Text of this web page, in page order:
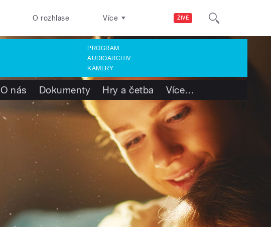
ŽIVĚ
O rozhlase Více
PROGRAM
AUDIOARCHIV
KAMERY
O nás Dokumenty Hry a četba Více…